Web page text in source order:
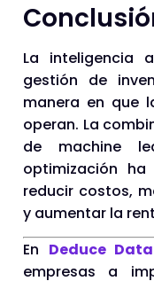
La inteligencia
gestión de
manera en que
operan. La
de machine
optimización
reducir costos,
y aumentar la
En Deduce
empresas a